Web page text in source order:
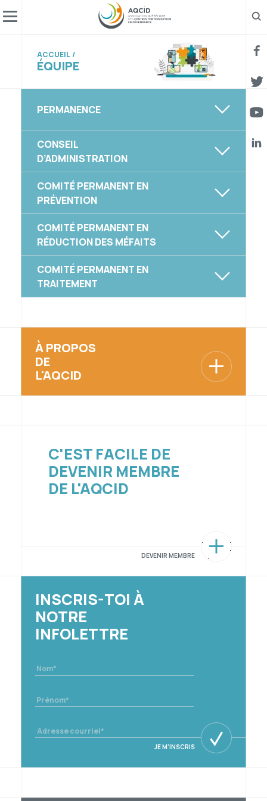
ACCUEIL
ÉQUIPE
PERMANENCE
CONSEIL
D’ADMINISTRATION
COMITÉ PERMANENT EN
PRÉVENTION
COMITÉ PERMANENT EN
RÉDUCTION DES MÉFAITS
COMITÉ PERMANENT EN
TRAITEMENT
À PROPOS
DE
L'AQCID
C'EST FACILE DE
DEVENIR MEMBRE
DE L'AQCID
DEVENIR MEMBRE
INSCRIS-TOI À
NOTRE
INFOLETTRE
Email
JE M'INSCRIS